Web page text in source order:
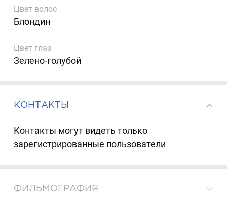
Цвет волос
Блондин
Цвет глаз
Зелено-голубой
КОНТАКТЫ
Контакты могут видеть только
зарегистрированные пользователи
ФИЛЬМОГРАФИЯ